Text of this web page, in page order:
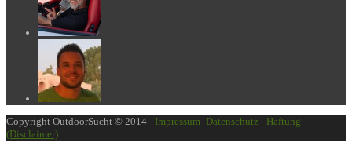
Copyright OutdoorSucht © 2014 - Impressum- Datenschutz - Haftung
(Disclaimer)